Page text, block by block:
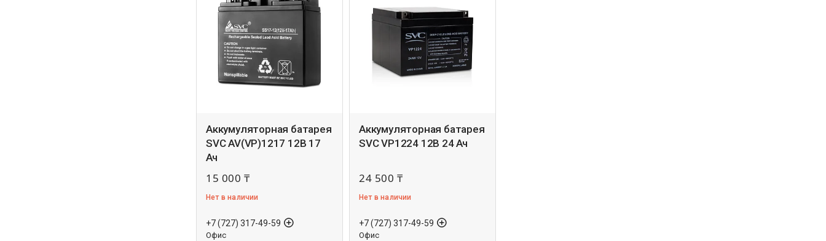
Аккумуляторная батарея
SVC AV(VP)1217 12В 17
Ач
15 000 ₸
Нет в наличии
+7 (727) 317-49-59
Офис
Аккумуляторная батарея
SVC VP1224 12В 24 Ач
24 500 ₸
Нет в наличии
+7 (727) 317-49-59
Офис